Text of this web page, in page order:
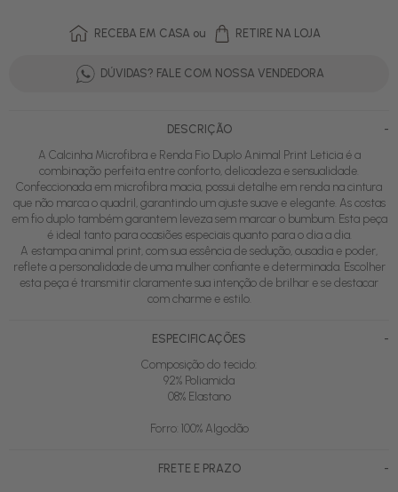
RECEBA EM CASA ou RETIRE NA LOJA
DÚVIDAS? FALE COM NOSSA VENDEDORA
DESCRIÇÃO -
A Calcinha Microfibra e Renda Fio Duplo Animal Print Leticia é a
combinação perfeita entre conforto, delicadeza e sensualidade.
Confeccionada em microfibra macia, possui detalhe em renda na cintura
que não marca o quadril, garantindo um ajuste suave e elegante. As costas
em fio duplo também garantem leveza sem marcar o bumbum. Esta peça
é ideal tanto para ocasiões especiais quanto para o dia a dia.
A estampa animal print, com sua essência de sedução, ousadia e poder,
reflete a personalidade de uma mulher confiante e determinada. Escolher
esta peça é transmitir claramente sua intenção de brilhar e se destacar
com charme e estilo.
ESPECIFICAÇÕES -
Composição do tecido:
92% Poliamida
08% Elastano
Forro: 100% Algodão
FRETE E PRAZO -